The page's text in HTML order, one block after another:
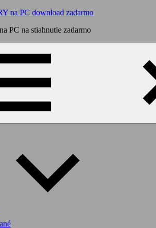
na PC download zadarmo
PC na stiahnutie zadarmo